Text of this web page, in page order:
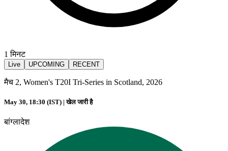
1 मिनट
Live UPCOMING RECENT
मैच 2, Women's T20I Tri-Series in Scotland, 2026
May 30, 18:30 (IST) |खेल जारी है
बांग्लादेश